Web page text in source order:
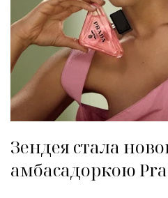
Зендея стала
амбасадоркою